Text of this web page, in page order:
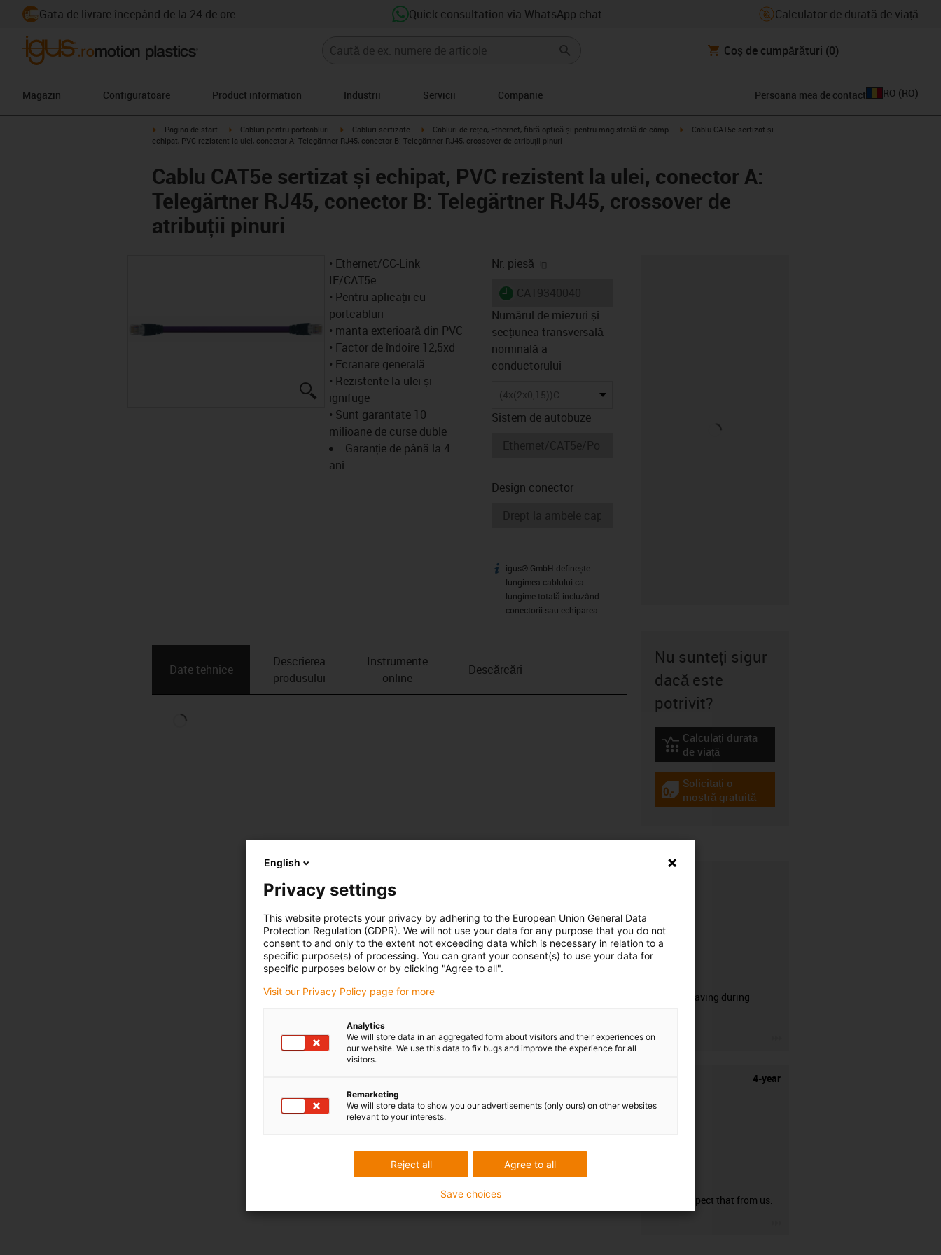
Gata de livrare începând de la 24 de ore Quick consultation via WhatsApp chat Calculator de durată de viață
Coș de cumpărături (0)
Magazin Configuratoare Product information Industrii Servicii Companie Persoana mea de contact RO (RO)
igus-icon-arrow-right
Pagina de start igus-icon-arrow-right
Cabluri pentru portcabluri igus-icon-arrow-right
Cabluri sertizate igus-icon-arrow-right
Cabluri de rețea, Ethernet, fibră optică și pentru magistrală de câmp igus-icon-arrow-right
Cablu CAT5e sertizat și
echipat, PVC rezistent la ulei, conector A: Telegärtner RJ45, conector B: Telegärtner RJ45, crossover de atribuții pinuri
Cablu CAT5e sertizat și echipat, PVC rezistent la ulei, conector A:
Telegärtner RJ45, conector B: Telegärtner RJ45, crossover de
atribuții pinuri
igus-icon-lupe
• Ethernet/CC-Link
IE/CAT5e
• Pentru aplicații cu
portcabluri
• manta exterioară din PVC
• Factor de îndoire 12,5xd
• Ecranare generală
• Rezistente la ulei și
ignifuge
• Sunt garantate 10
milioane de curse duble
Garanție de până la 4
ani
Nr. piesă
igus-icon-lieferzeit
Numărul de miezuri și
secțiunea transversală
nominală a
conductorului
(4x(2x0,15))C
Sistem de autobuze
Design conector
igus-icon-info
igus® GmbH definește
lungimea cablului ca
lungime totală incluzând
conectorii sau echiparea.
Date tehnice
Descrierea
produsului
Instrumente
online
Descărcări
Nu sunteți sigur
dacă este
potrivit?
igus-icon-lebensdauerrechner
Calculați durata
de viață
igus-icon-gratismuster
Solicitați o
mostră gratuită
50% time saving during
4-year
You can expect that from us.
English
Privacy settings
This website protects your privacy by adhering to the European Union General Data
Protection Regulation (GDPR). We will not use your data for any purpose that you do not
consent to and only to the extent not exceeding data which is necessary in relation to a
specific purpose(s) of processing. You can grant your consent(s) to use your data for
specific purposes below or by clicking "Agree to all".
Visit our Privacy Policy page for more
Analytics
We will store data in an aggregated form about visitors and their experiences on
our website. We use this data to fix bugs and improve the experience for all
visitors.
Remarketing
We will store data to show you our advertisements (only ours) on other websites
relevant to your interests.
Agree to all
Reject all
Save choices